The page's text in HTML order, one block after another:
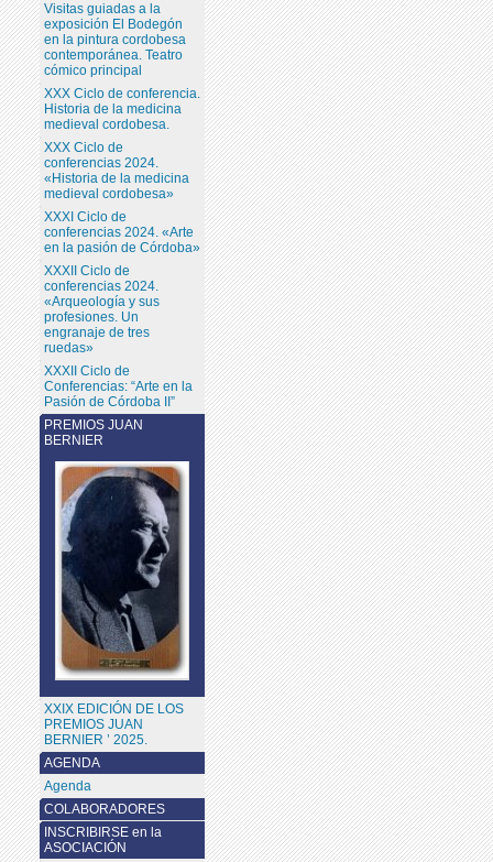
AGENDA
Agenda
COLABORADORES
Visitas guiadas a la
exposición El Bodegón
en la pintura cordobesa
contemporánea. Teatro
cómico principal
XXX Ciclo de conferencia.
Historia de la medicina
medieval cordobesa.
XXX Ciclo de
conferencias 2024.
«Historia de la medicina
medieval cordobesa»
XXXI Ciclo de
conferencias 2024. «Arte
en la pasión de Córdoba»
XXXII Ciclo de
conferencias 2024.
«Arqueología y sus
profesiones. Un
engranaje de tres
ruedas»
XXXII Ciclo de
Conferencias: “Arte en la
Pasión de Córdoba II”
INSCRIBIRSE en la
ASOCIACIÓN
PREMIOS JUAN
BERNIER
XXIX EDICIÓN DE LOS
PREMIOS JUAN
BERNIER ’ 2025.